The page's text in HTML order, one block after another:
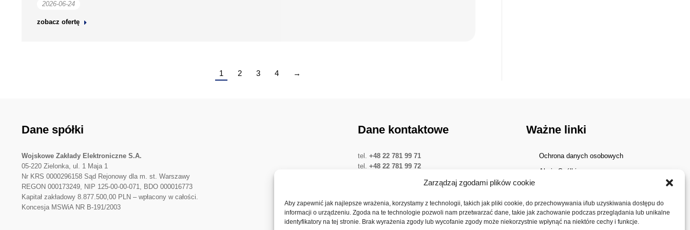
Zarządzaj zgodami plików cookie
Aby zapewnić jak najlepsze wrażenia, korzystamy z technologii, takich jak pliki cookie, do przechowywania i/lub uzyskiwania dostępu do
informacji o urządzeniu. Zgoda na te technologie pozwoli nam przetwarzać dane, takie jak zachowanie podczas przeglądania lub unikalne
identyfikatory na tej stronie. Brak wyrażenia zgody lub wycofanie zgody może niekorzystnie wpłynąć na niektóre cechy i funkcje.
2026-06-24
zobacz ofertę
1 2 3 4 →
Dane spółki
Wojskowe Zakłady Elektroniczne S.A.
05-220 Zielonka, ul. 1 Maja 1
Nr KRS 0000296158 Sąd Rejonowy dla m. st. Warszawy
REGON 000173249, NIP 125-00-00-071, BDO 000016773
Kapitał zakładowy 8.877.500,00 PLN – wpłacony w całości.
Koncesja MSWiA NR B-191/2003
Dane kontaktowe
tel. +48 22 781 99 71
tel. +48 22 781 99 72
Ważne linki
Ochrona danych osobowych
Akcje Spółki
Dywidenda
Polityka plików cookies